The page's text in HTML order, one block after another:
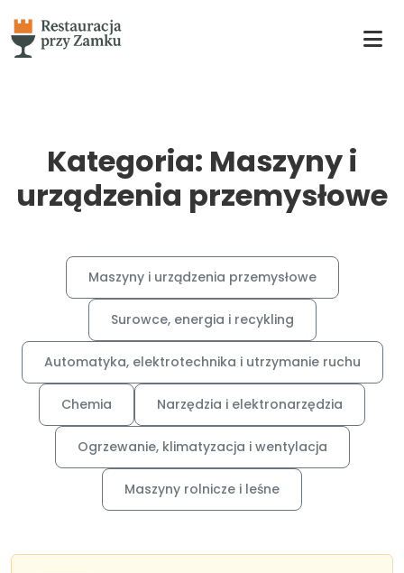
Kategoria: Maszyny i
urządzenia przemysłowe
Maszyny i urządzenia przemysłowe
Surowce, energia i recykling
Automatyka, elektrotechnika i utrzymanie ruchu
Chemia Narzędzia i elektronarzędzia
Ogrzewanie, klimatyzacja i wentylacja
Maszyny rolnicze i leśne